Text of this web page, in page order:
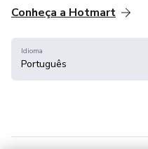
Conheça a Hotmart
Idioma
Português